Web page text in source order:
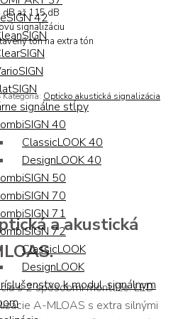
42
signálne stĺpy
40
ClassicLOOK 40
DesignLOOK 40
50
70
71
72
ClassicLOOK
DesignLOOK
k modul. signálnym
až 115 dB
signalizáciu
tón na extra tón
Kategória: Opticko akustická signalizácia
a akustická
s 2 spôsobmi montáže. LED
A-MLOAS s extra silnými